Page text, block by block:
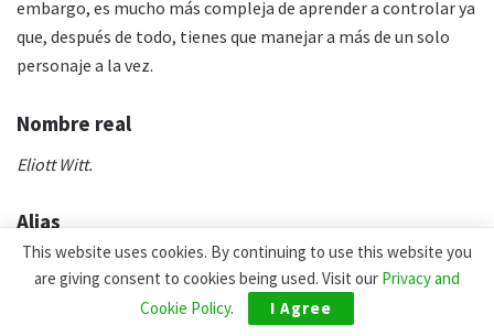
embargo, es mucho más compleja de aprender a controlar ya
que, después de todo, tienes que manejar a más de un solo
personaje a la vez.
Nombre real
Eliott Witt.
Alias
Espejismo.
This website uses cookies. By continuing to use this website you
are giving consent to cookies being used. Visit our Privacy and
Cookie Policy. I Agree